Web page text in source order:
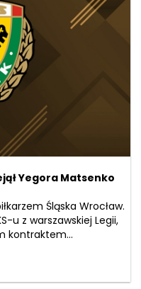
Yegora Matsenko
Śląska Wrocław.
u z warszawskiej Legii,
kontraktem...